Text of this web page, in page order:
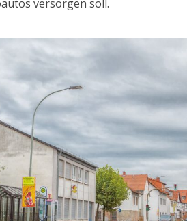
versorgen soll.